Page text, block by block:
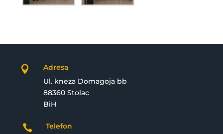

Adresa
Ul. kneza Domagoja bb
88360 Stolac
BiH

Telefon